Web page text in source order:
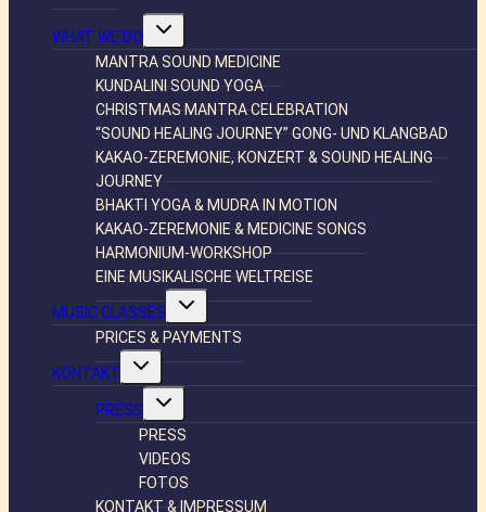
WHAT WE DO
Untermenü
MANTRA SOUND MEDICINE
KUNDALINI SOUND YOGA
CHRISTMAS MANTRA CELEBRATION
“SOUND HEALING JOURNEY” GONG- UND KLANGBAD
KAKAO-ZEREMONIE, KONZERT & SOUND HEALING
JOURNEY
BHAKTI YOGA & MUDRA IN MOTION
KAKAO-ZEREMONIE & MEDICINE SONGS
HARMONIUM-WORKSHOP
EINE MUSIKALISCHE WELTREISE
MUSIC CLASSES
Untermenü
PRICES & PAYMENTS
KONTAKT
Untermenü
PRESS
Untermenü
PRESS
VIDEOS
FOTOS
KONTAKT & IMPRESSUM